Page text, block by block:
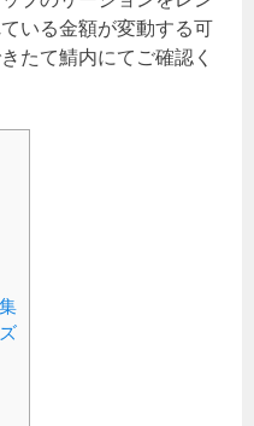
いる金額が変動する可
たて鯖内にてご確認く